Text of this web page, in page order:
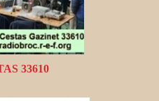
33610